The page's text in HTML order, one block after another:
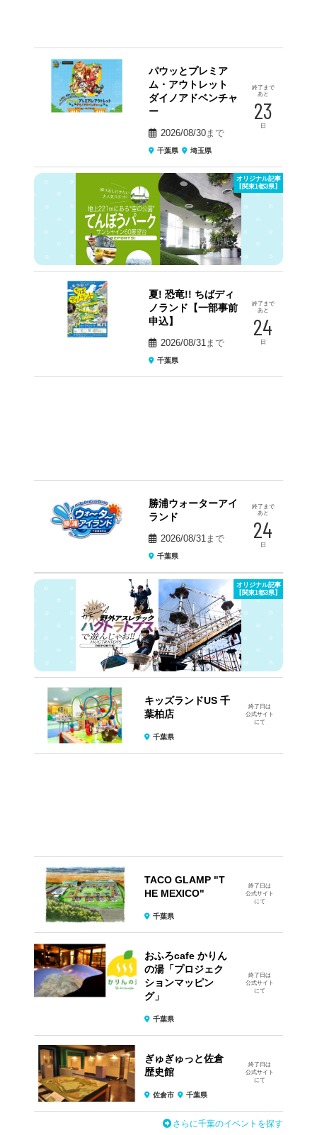
パウッとプレミア
ム・アウトレット
ダイノアドベンチャ
ー
2026/08/30まで
千葉県 埼玉県
終了まで
あと
23
日
オリジナル記事
【関東1都3県】
夏! 恐竜!! ちばディ
ノランド【一部事前
申込】
2026/08/31 まで
千葉県
終了まで
あと
24
日
勝浦ウォーターアイ
ランド
2026/08/31 まで
千葉県
終了まで
あと
24
日
オリジナル記事
【関東1都3県】
キッズランドUS 千
葉柏店
千葉県
終了日は
公式サイト
にて
TACO GLAMP "T
HE MEXICO"
千葉県
終了日は
公式サイト
にて
おふろcafe かりん
の湯「プロジェク
ションマッピン
グ」
千葉県
終了日は
公式サイト
にて
ぎゅぎゅっと佐倉
歴史館
佐倉市 千葉県
終了日は
公式サイト
にて
さらに千葉のイベントを探す